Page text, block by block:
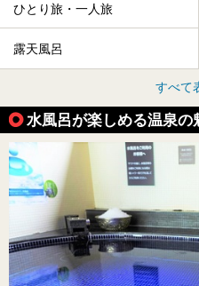
ひとり旅・一人旅
露天風呂
すべて
水風呂が楽しめる温泉の